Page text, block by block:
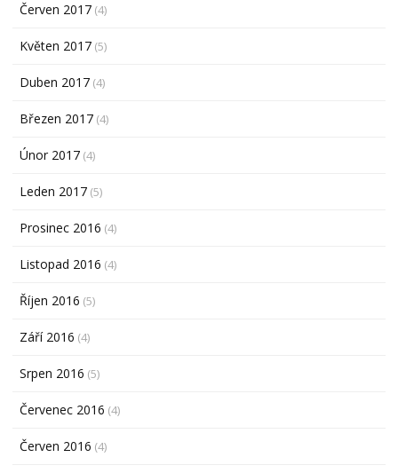
Červen 2017 (4)
Květen 2017 (5)
Duben 2017 (4)
Březen 2017 (4)
Únor 2017 (4)
Leden 2017 (5)
Prosinec 2016 (4)
Listopad 2016 (4)
Říjen 2016 (5)
Září 2016 (4)
Srpen 2016 (5)
Červenec 2016 (4)
Červen 2016 (4)